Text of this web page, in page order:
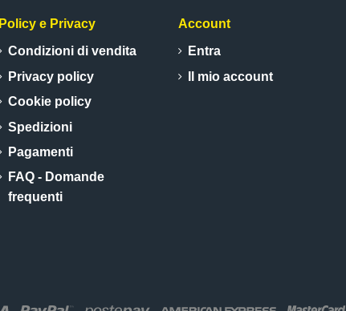
Policy e Privacy
Condizioni di vendita
Privacy policy
Cookie policy
Spedizioni
Pagamenti
FAQ - Domande
frequenti
Account
Entra
Il mio account